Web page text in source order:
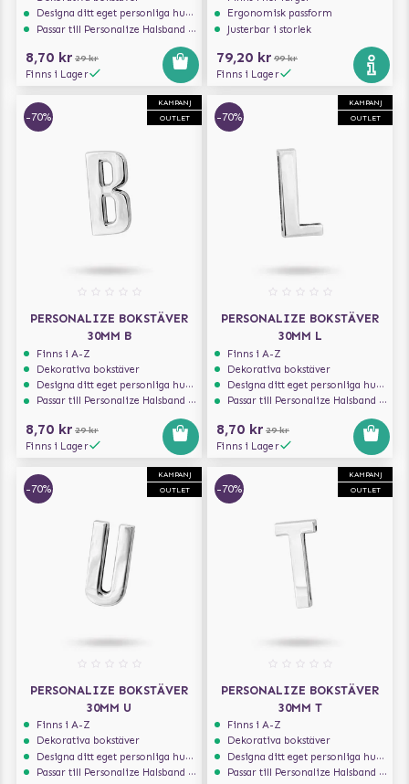
Designa ditt eget personliga hundhalsband
Passar till Personalize Halsband 30mm
8,70 kr 29 kr
Finns i Lager
Ergonomisk passform
Justerbar i storlek
79,20 kr 99 kr
Finns i Lager
KAMPANJ
OUTLET
-70%
PERSONALIZE BOKSTÄVER
30MM B
Finns i A-Z
Dekorativa bokstäver
Designa ditt eget personliga hundhalsband
Passar till Personalize Halsband 30mm
8,70 kr 29 kr
Finns i Lager
KAMPANJ
OUTLET
-70%
PERSONALIZE BOKSTÄVER
30MM L
Finns i A-Z
Dekorativa bokstäver
Designa ditt eget personliga hundhalsband
Passar till Personalize Halsband 30mm
8,70 kr 29 kr
Finns i Lager
KAMPANJ
OUTLET
-70%
PERSONALIZE BOKSTÄVER
30MM U
Finns i A-Z
Dekorativa bokstäver
Designa ditt eget personliga hundhalsband
Passar till Personalize Halsband 30mm
KAMPANJ
OUTLET
-70%
PERSONALIZE BOKSTÄVER
30MM T
Finns i A-Z
Dekorativa bokstäver
Designa ditt eget personliga hundhalsband
Passar till Personalize Halsband 30mm